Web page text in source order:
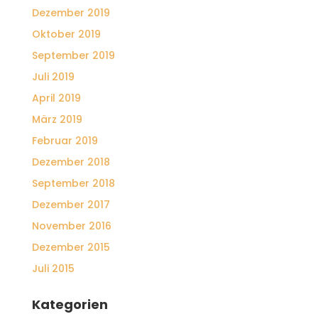
Dezember 2019
Oktober 2019
September 2019
Juli 2019
April 2019
März 2019
Februar 2019
Dezember 2018
September 2018
Dezember 2017
November 2016
Dezember 2015
Juli 2015
Kategorien